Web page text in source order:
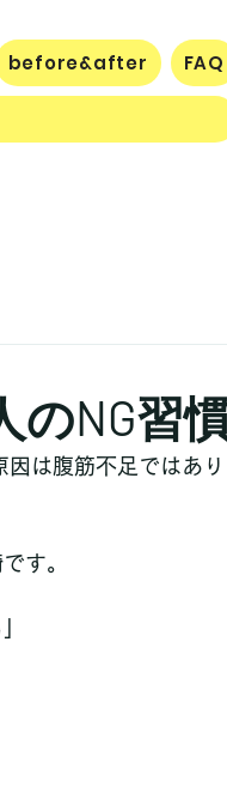
before&after FAQ
のNG習
因は腹筋不足ではあ
す。
」